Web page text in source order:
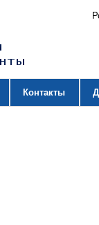
Контакты